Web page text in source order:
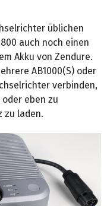
üblichen
auch noch einen
Akku von Zendure.
AB1000(S) oder
verbinden,
eben zu
zu laden.